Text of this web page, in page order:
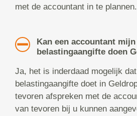
met de accountant in te plannen.
Kan een accountant mijn
belastingaangifte doen
Ja, het is inderdaad mogelijk
belastingaangifte doet in
tevoren afspreken met de
van tevoren bij u kunnen